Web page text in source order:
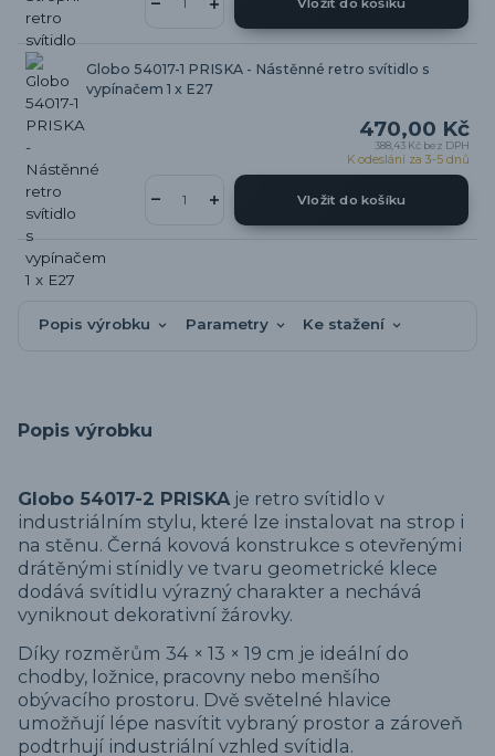
Vložit do košíku
Globo 54017-1 PRISKA - Nástěnné retro svítidlo s
vypínačem 1 x E27
470,00 Kč
388,43 Kč bez DPH
K odeslání za 3-5 dnů
Vložit do košíku
Popis výrobku Parametry Ke stažení
Popis výrobku
Globo 54017-2 PRISKAje retro svítidlo v
industriálním stylu, které lze instalovat na strop i
na stěnu. Černá kovová konstrukce s otevřenými
drátěnými stínidly ve tvaru geometrické klece
dodává svítidlu výrazný charakter a nechává
vyniknout dekorativní žárovky.
Díky rozměrům 34 × 13 × 19 cm je ideální do
chodby, ložnice, pracovny nebo menšího
obývacího prostoru. Dvě světelné hlavice
umožňují lépe nasvítit vybraný prostor a zároveň
podtrhují industriální vzhled svítidla.